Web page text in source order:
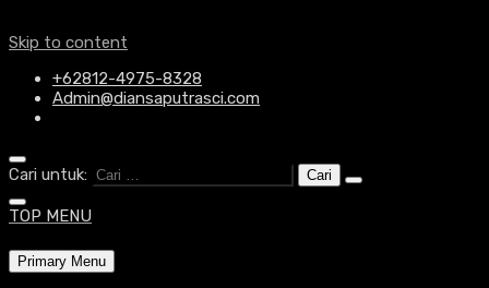
Skip to content
+62812-4975-8328
Admin@diansaputrasci.com
Cari untuk:
TOP MENU
Primary Menu